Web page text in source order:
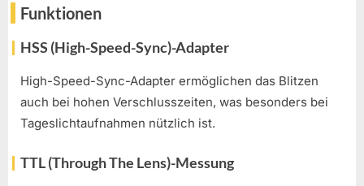
Funktionen
HSS (High-Speed-Sync)-Adapter
High-Speed-Sync-Adapter ermöglichen das Blitzen
auch bei hohen Verschlusszeiten, was besonders bei
Tageslichtaufnahmen nützlich ist.
TTL (Through The Lens)-Messung